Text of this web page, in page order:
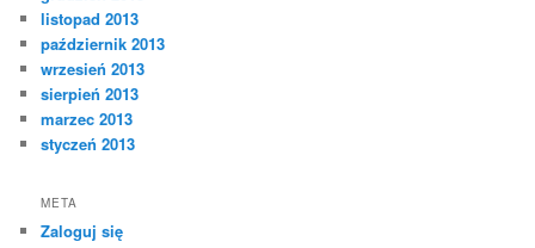
listopad 2013
październik 2013
wrzesień 2013
sierpień 2013
marzec 2013
styczeń 2013
META
Zaloguj się